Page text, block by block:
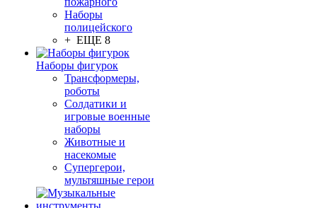
Наборы
полицейского
+ ЕЩЕ 8
Наборы фигурок
Трансформеры,
роботы
Солдатики и
игровые военные
наборы
Животные и
насекомые
Супергерои,
мультяшные герои